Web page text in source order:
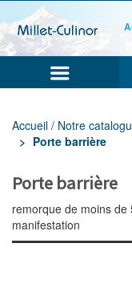
Accueil / Notre
Porte barrière
Porte barrière
remorque de moins
manifestation